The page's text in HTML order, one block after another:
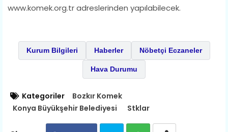
www.komek.org.tr adreslerinden yapılabilecek.
Kurum Bilgileri Haberler Nöbetçi Eczaneler
Hava Durumu
Kategoriler
Bozkır Komek
Konya Büyükşehir Belediyesi
Stklar